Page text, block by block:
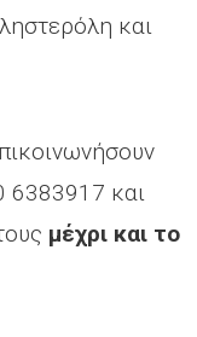
και
6383917 και
μέχρι και το